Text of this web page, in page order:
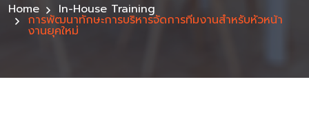
Home In-House Training
การพัฒนาทักษะการบริหารจัดการทีมงานสำหรับหัวหน้า
งานยุคใหม่